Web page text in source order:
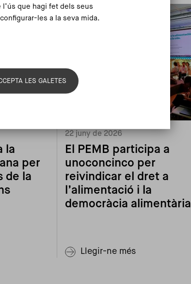
la
per
de la
22 juny de 2026
El PEMB participa a
unoconcinco per
reivindicar el dret a
l’alimentació i la
democràcia alimentària
Llegir-ne més
que hagi fet dels seus
les a la seva mida.
LES GALETES